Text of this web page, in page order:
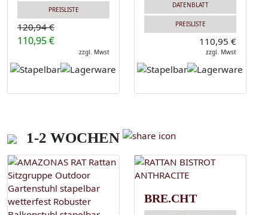
PREISLISTE
120,94 €
110,95 €
zzgl. Mwst
DATENBLATT
PREISLISTE
110,95 €
zzgl. Mwst
1-2 WOCHEN
BRE.CHT